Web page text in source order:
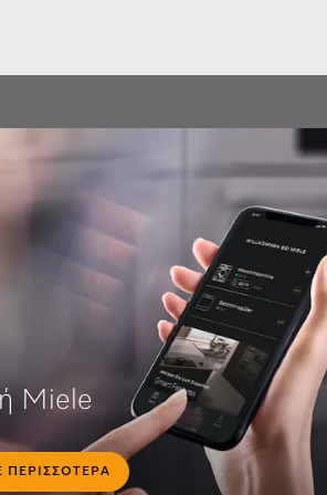
Miele
ΠΕΡΙΣΣΌΤΕΡΑ